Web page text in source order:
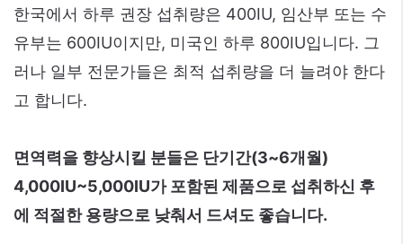
한국에서 하루 권장 섭취량은 400IU, 임산부 또는 수
유부는 600IU이지만, 미국인 하루 800IU입니다. 그
러나 일부 전문가들은 최적 섭취량을 더 늘려야 한다
고 합니다.
면역력을 향상시킬 분들은 단기간(3~6개월)
4,000IU~5,000IU가 포함된 제품으로 섭취하신 후
에 적절한 용량으로 낮춰서 드셔도 좋습니다.